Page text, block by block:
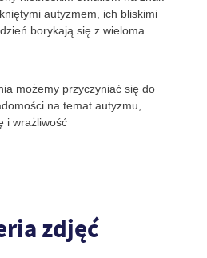
autyzmem, ich bliskimi
borykają się z wieloma
możemy przyczyniać się do
na temat autyzmu,
i wrażliwość
zdjęć